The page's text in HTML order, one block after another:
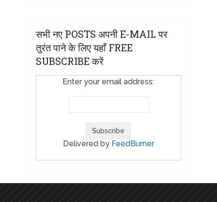
सभी नए POSTS अपनी E-MAIL पर
तुरंत पाने के लिए यहाँ FREE
SUBSCRIBE करें
Enter your email address:
Delivered by FeedBurner